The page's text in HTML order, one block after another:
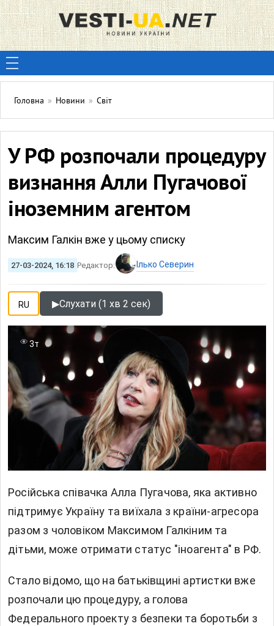
Головна » Новини » Світ
У РФ розпочали процедуру
визнання Алли Пугачової
іноземним агентом
Максим Галкін вже у цьому списку
27-03-2024, 16:18 Редактор: Ілько Северин
RU ▶Слухати (1 хв 2 сек)
3т
Російська співачка Алла Пугачова, яка активно
підтримує Україну та виїхала з країни-агресора
разом з чоловіком Максимом Галкіним та
дітьми, може отримати статус "іноагента" в РФ.
Стало відомо, що на батьківщині артистки вже
розпочали цю процедуру, а голова
Федерального проекту з безпеки та боротьби з